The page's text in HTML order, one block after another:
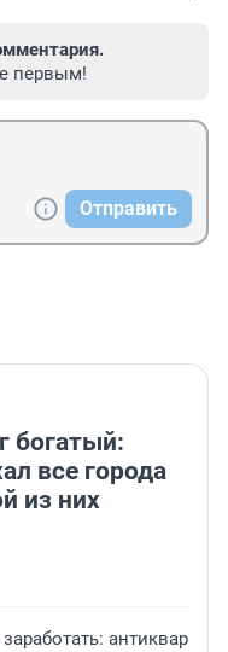
первым!
Отправить
богатый:
все города
из них
антиквар